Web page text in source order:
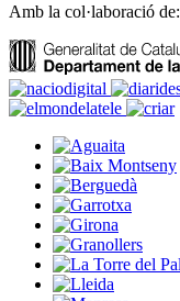
Amb la col·laboració de: